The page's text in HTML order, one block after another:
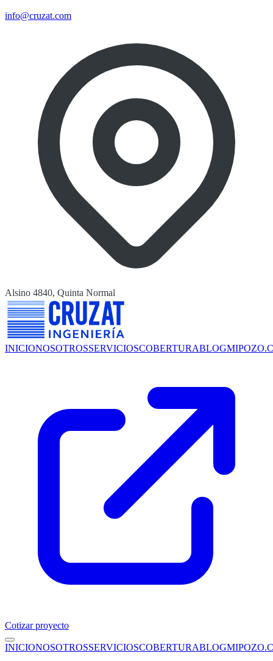
info@cruzat.com
Alsino 4840, Quinta Normal
INICIONOSOTROSSERVICIOSCOBERTURABLOG
Cotizar proyecto
INICIONOSOTROSSERVICIOSCOBERTURABLOG